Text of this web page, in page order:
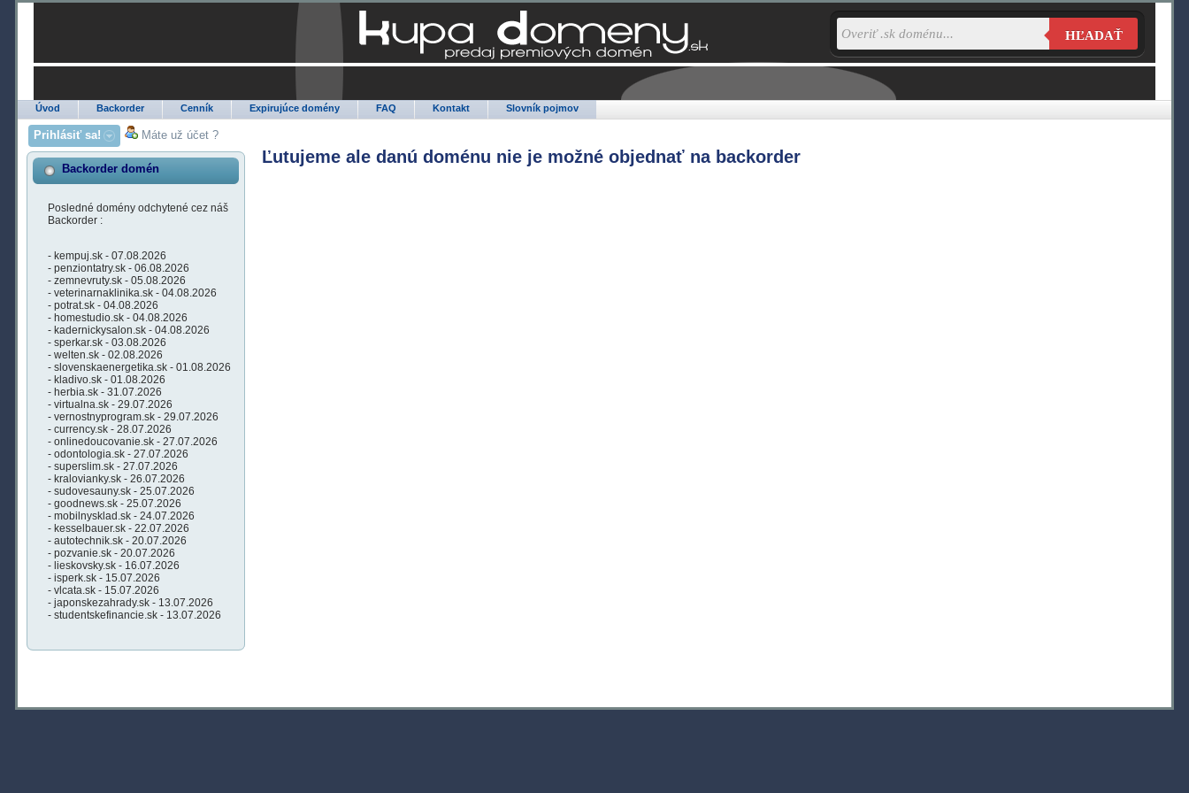
Úvod Backorder Cenník Expirujúce domény FAQ Kontakt Slovník pojmov
HĽADAŤ
Prihlásiť sa! Máte už účet ?
Backorder domén
Posledné domény odchytené cez náš
Backorder :
- kempuj.sk - 07.08.2026
- penziontatry.sk - 06.08.2026
- zemnevruty.sk - 05.08.2026
- veterinarnaklinika.sk - 04.08.2026
- potrat.sk - 04.08.2026
- homestudio.sk - 04.08.2026
- kadernickysalon.sk - 04.08.2026
- sperkar.sk - 03.08.2026
- welten.sk - 02.08.2026
- slovenskaenergetika.sk - 01.08.2026
- kladivo.sk - 01.08.2026
- herbia.sk - 31.07.2026
- virtualna.sk - 29.07.2026
- vernostnyprogram.sk - 29.07.2026
- currency.sk - 28.07.2026
- onlinedoucovanie.sk - 27.07.2026
- odontologia.sk - 27.07.2026
- superslim.sk - 27.07.2026
- kralovianky.sk - 26.07.2026
- sudovesauny.sk - 25.07.2026
- goodnews.sk - 25.07.2026
- mobilnysklad.sk - 24.07.2026
- kesselbauer.sk - 22.07.2026
- autotechnik.sk - 20.07.2026
- pozvanie.sk - 20.07.2026
- lieskovsky.sk - 16.07.2026
- isperk.sk - 15.07.2026
- vlcata.sk - 15.07.2026
- japonskezahrady.sk - 13.07.2026
- studentskefinancie.sk - 13.07.2026
Ľutujeme ale danú doménu nie je možné objednať na backorder